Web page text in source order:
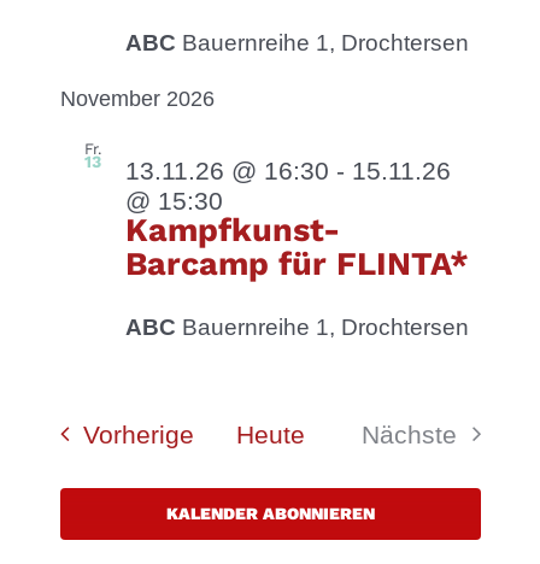
ABC Bauernreihe 1, Drochtersen
November 2026
Fr.
13 13.11.26 @ 16:30 - 15.11.26
@ 15:30
Kampfkunst-
Barcamp für FLINTA*
ABC Bauernreihe 1, Drochtersen
Vorherige Veranstaltungen
Heute
Nächste
KALENDER ABONNIEREN